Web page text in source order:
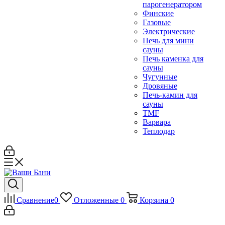
парогенератором
Финские
Газовые
Электрические
Печь для мини
сауны
Печь каменка для
сауны
Чугунные
Дровяные
Печь-камин для
сауны
TMF
Варвара
Теплодар
Сравнение0 Отложенные 0 Корзина 0